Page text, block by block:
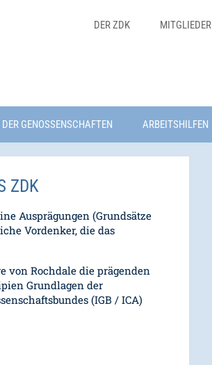
DER ZDK MITGLIEDER
GENOSSENSCHAFTEN ARBEITSHILFEN
ZDK
Ausprägungen (Grundsätze
Vordenker, die das
von Rochdale die prägenden
Grundlagen der
(IGB / ICA)